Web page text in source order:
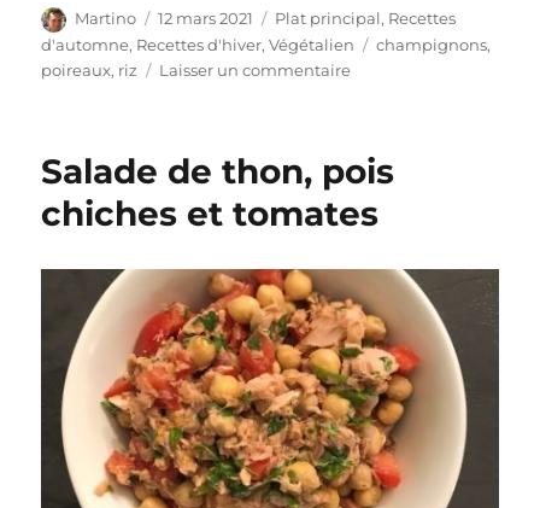
Auteur
Martino
Publié
le
12 mars 2021 Catégories
Plat principal, Recettes
d'automne, Recettes d'hiver,Végétalien Étiquettes
champignons,
poireaux, riz Laisser un commentairesur
et
champignons
Salade de thon, pois
chiches et tomates